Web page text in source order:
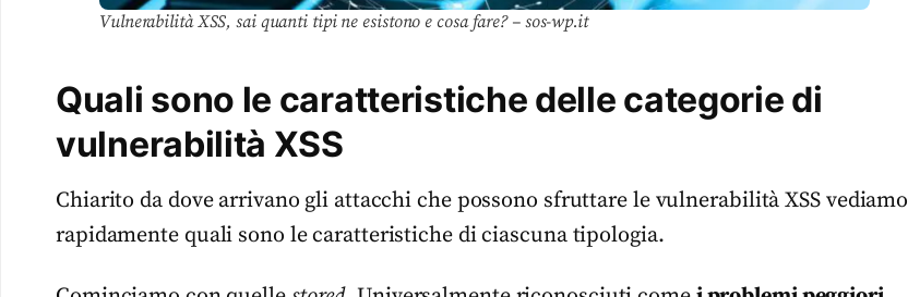
Vulnerabilità XSS, sai quanti tipi ne esistono e cosa fare? – sos-wp.it
Quali sono le caratteristiche delle categorie di
vulnerabilità XSS
Chiarito da dove arrivano gli attacchi che possono sfruttare le vulnerabilità XSS vediamo
rapidamente quali sono le caratteristiche di ciascuna tipologia.